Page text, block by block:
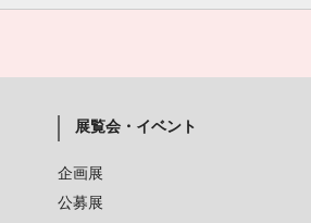
展覧会・イベント
企画展
公募展